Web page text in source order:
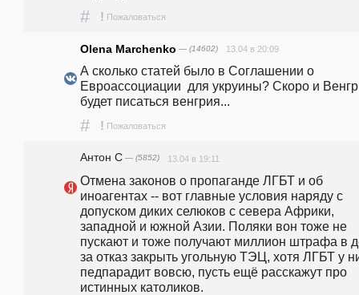
# ! Пожаловаться
Olena Marchenko — (14602) 13.04 в 20:09
А сколько статей было в Соглашении о
Евроассоциации  для укруины? Скоро и
будет писаться венгрия...
# ! Пожаловаться
Антон С — (5852) 13.04 в 19:11
Отмена законов о пропаганде ЛГБТ и об
иноагентах -- вот главные условия наряду с
допуском диких селюков с севера Африки,
западной и южной Азии. Поляки вон тоже не
пускают и тоже получают миллион штрафа в
за отказ закрыть угольную ТЭЦ, хотя ЛГБТ у
педпарадит вовсю, пусть ещё расскажут про
истинных католиков.